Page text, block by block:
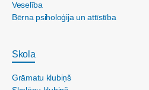
Veselība
Bērna psiholoģija un attīstība
Skola
Grāmatu klubiņš